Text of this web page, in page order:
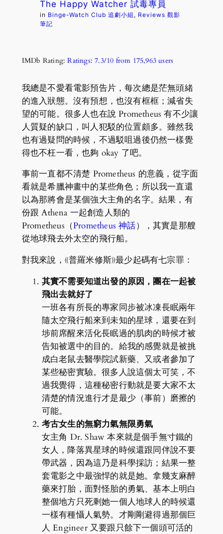
The Happy Watcher 試毒專員
in Binge-Watch Club 追劇小組 , Reviews 觀影
筆記
IMDb Rating:Ratings: 7.3/10 from 175,963 users
我總是不愛看電影預告片，每次總是茫無頭緒
的進入狀態。沒有預想，也沒有框框；減省失
望的可能。很多人也在說 Prometheus 有不少讓
人質疑的缺口，叫人犯駁的位置頗多。雖然我
也有過疑問的時候，不過駁咀過後仍然一樣覺
得也不枉一看，也夠 okay 了吧。
事前一直都不清楚 Prometheus 的意義，從字面
看就是希臘神畫中的某些角色；所以我一直還
以為那將會是某個強大主角的名字。結果，有
份跟 Athena 一起創造人類的
Prometheus（Prometheus 神話），其實是那艘
從地球飛去外太空的飛行船。
對我來說，《普羅米修斯》最少起碼有七宗罪：
其實不需要知道出發的原因，團在一起被
飛出去就好了
一班各有所長的專家同步被冰凍長眠兩年
隨太空飛行船來到未知的星球，還要在到
埗前席醒來活化長眠過的肌肉的時候才被
告知被選中的目的。給我的感覺就是被挑
成白老鼠去醫學院試新藥、又或者參加了
某些秘密實驗。很多人說這個太可笑，不
過我覺得，這種秘密行動就是要大家不太
清楚的情況進行才是最少（事前）磨擦的
可能。
考古女生的無窮力氣無限勇氣
女主角 Dr. Shaw 本來就是個手無寸鐵的
女人，降落異星球的時候還跟同伴說不要
帶武器，因為這乃是科學採訪；結果一整
套電影之中最強悍的就是她。拿幾支麻醉
藥來打胎，面對怪胎的勇氣、基本上明白
整個地方只死剩她一個人地球人的時候還
一樣有種懾人氣勢。才剛剛避得過那個巨
人 Engineer 又要跟只餘下一個頭可活的